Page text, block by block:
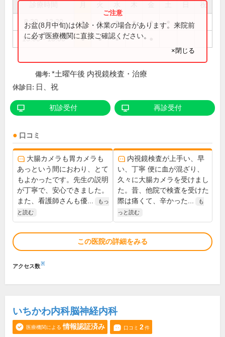
祝
8:30～12:30 ● ● ● ● ●
15:00～18:00 ● ● ●
お盆(8月中旬)は休診・休業の場合があります。来院前
に必ず医療機関に直接ご確認ください。
×閉じる
備考: *土曜午後 内視鏡検査・治療
休診日: 日、祝
初診受付 再診受付
口コミ
大腸カメラも胃カメラも
あっという間におわり、とて
もよかったです。先生の説明
が丁寧で、安心できました。
また、看護師さんも優...
もっ
と読む
内視鏡検査が上手い、早
い、丁寧 便に血が混ざり、
久々に大腸カメラを受けまし
た。昔、他院で検査を受けた
際は痛くて、辛かった...
も
っと読む
この医院の詳細をみる
アクセス数※
いちかわ内科脳神経内科
医療機関による 情報認証済み 口コミ 2件